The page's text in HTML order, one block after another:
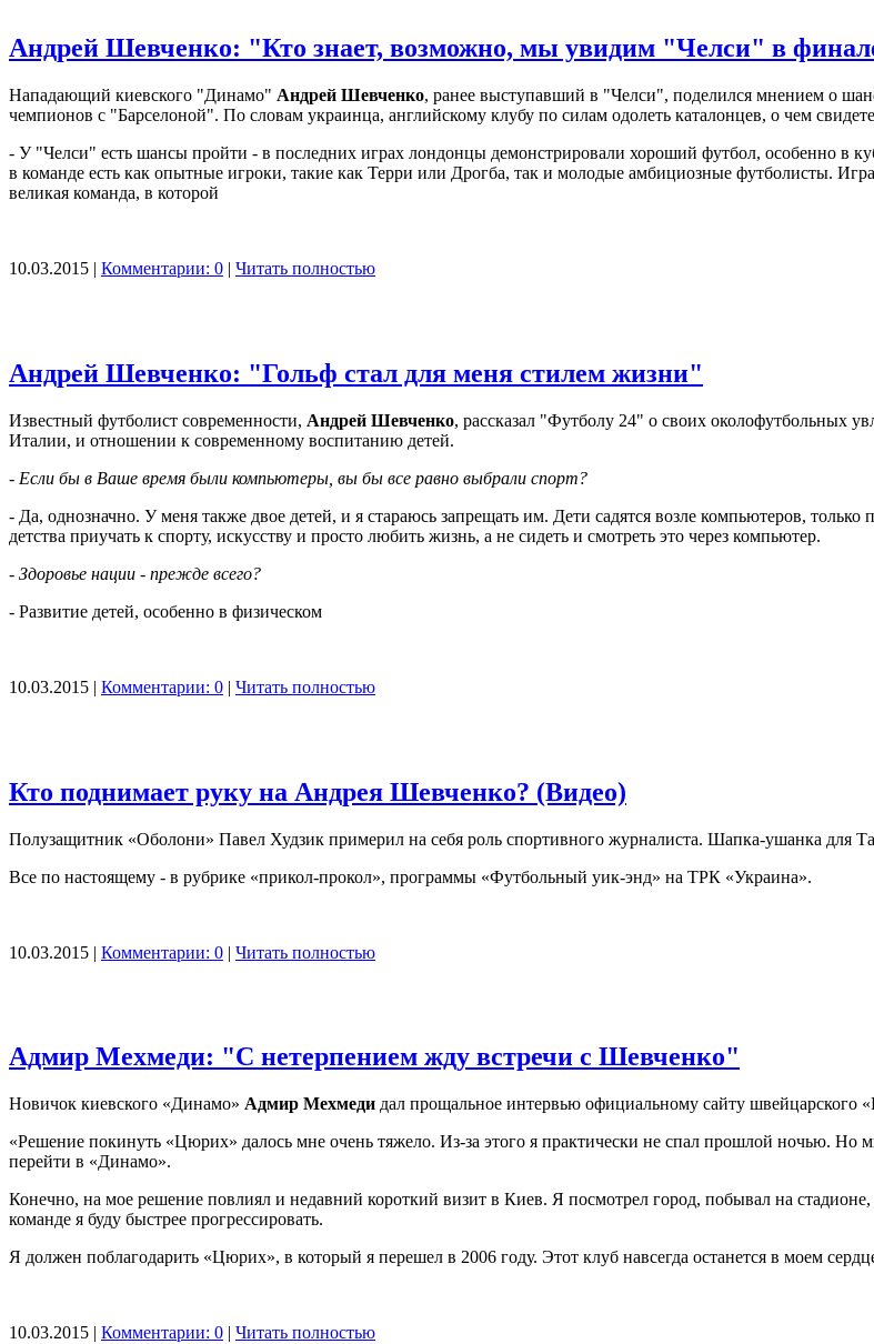
Андрей Шевченко: "Кто знает, возможно, мы увидим "Челси" в
Нападающий киевского "Динамо" Андрей Шевченко, ранее выступавший в "Челси", поделился мнением о
чемпионов с "Барселоной". По словам украинца, английскому клубу по силам одолеть каталонцев, о чем
- У "Челси" есть шансы пройти - в последних играх лондонцы демонстрировали хороший футбол, особенно в
в команде есть как опытные игроки, такие как Терри или Дрогба, так и молодые амбициозные футболисты.
великая команда, в которой
10.03.2015 | Комментарии: 0 | Читать полностью
Андрей Шевченко: "Гольф стал для меня стилем жизни"
Известный футболист современности, Андрей Шевченко, рассказал "Футболу 24" о своих околофутбольных
Италии, и отношении к современному воспитанию детей.
- Если бы в Ваше время были компьютеры, вы бы все равно выбрали спорт?
- Да, однозначно. У меня также двое детей, и я стараюсь запрещать им. Дети садятся возле компьютеров,
детства приучать к спорту, искусству и просто любить жизнь, а не сидеть и смотреть это через компьютер.
- Здоровье нации - прежде всего?
- Развитие детей, особенно в физическом
10.03.2015 | Комментарии: 0 | Читать полностью
Кто поднимает руку на Андрея Шевченко? (Видео)
Полузащитник «Оболони» Павел Худзик примерил на себя роль спортивного журналиста. Шапка-ушанка для
Все по настоящему - в рубрике «прикол-прокол», программы «Футбольный уик-энд» на ТРК «Украина».
10.03.2015 | Комментарии: 0 | Читать полностью
Адмир Мехмеди: "С нетерпением жду встречи с Шевченко"
Новичок киевского «Динамо» Адмир Мехмеди дал прощальное интервью официальному сайту швейцарского
«Решение покинуть «Цюрих» далось мне очень тяжело. Из-за этого я практически не спал прошлой ночью. Но
перейти в «Динамо».
Конечно, на мое решение повлиял и недавний короткий визит в Киев. Я посмотрел город, побывал на
команде я буду быстрее прогрессировать.
Я должен поблагодарить «Цюрих», в который я перешел в 2006 году. Этот клуб навсегда останется в моем
10.03.2015 | Комментарии: 0 | Читать полностью